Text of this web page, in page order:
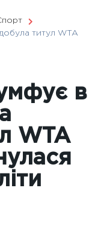
титул WTA
в
WTA